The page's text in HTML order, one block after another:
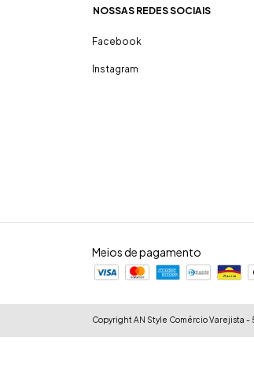
NOSSAS REDES SOCIAIS
Facebook
Instagram
Meios de pagamento
Copyright AN Style Comércio Varejista -